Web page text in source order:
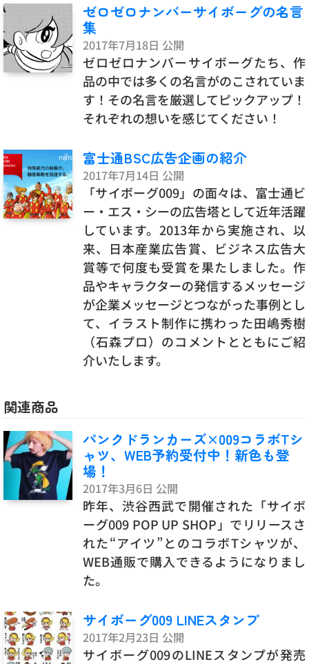
ゼロゼロナンバーサイボーグの名言
集
2017年7月18日 公開
ゼロゼロナンバーサイボーグたち、作
品の中では多くの名言がのこされていま
す！その名言を厳選してピックアップ！
それぞれの想いを感じてください！
富士通BSC広告企画の紹介
2017年7月14日 公開
「サイボーグ009」の面々は、富士通ビ
ー・エス・シーの広告塔として近年活躍
しています。2013年から実施され、以
来、日本産業広告賞、ビジネス広告大
賞等で何度も受賞を果たしました。作
品やキャラクターの発信するメッセージ
が企業メッセージとつながった事例とし
て、イラスト制作に携わった田嶋秀樹
（石森プロ）のコメントとともにご紹
介いたします。
関連商品
パンクドランカーズ×009コラボTシ
ャツ、WEB予約受付中！新色も登
場！
2017年3月6日 公開
昨年、渋谷西武で開催された「サイボ
ーグ009 POP UP SHOP」でリリースさ
れた“アイツ”とのコラボTシャツが、
WEB通販で購入できるようになりまし
た。
サイボーグ009 LINEスタンプ
2017年2月23日 公開
サイボーグ009のLINEスタンプが発売